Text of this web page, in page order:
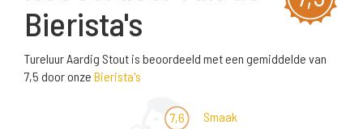
Bierista's
Tureluur Aardig Stout is beoordeeld met een gemiddelde van
7,5 door onze Bierista's
7,6 Smaak